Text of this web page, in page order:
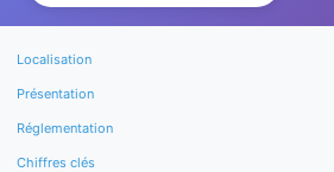
Localisation
Présentation
Réglementation
Chiffres clés